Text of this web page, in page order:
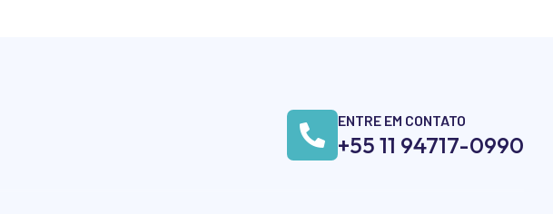
ENTRE EM CONTATO
+55 11 94717-0990